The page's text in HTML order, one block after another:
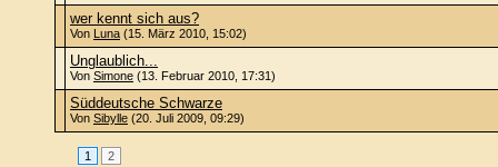
wer kennt sich aus?
Von Luna (15. März 2010, 15:02)
Unglaublich...
Von Simone (13. Februar 2010, 17:31)
Süddeutsche Schwarze
Von Sibylle (20. Juli 2009, 09:29)
1 2